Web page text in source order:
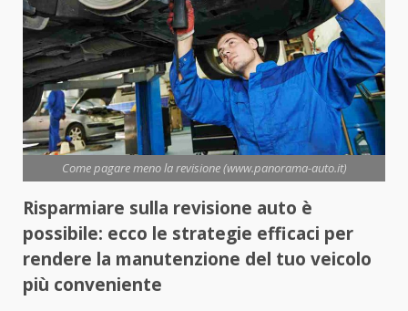
Come pagare meno la revisione (www.panorama-auto.it)
Risparmiare sulla revisione auto è
possibile: ecco le strategie efficaci per
rendere la manutenzione del tuo veicolo
più conveniente